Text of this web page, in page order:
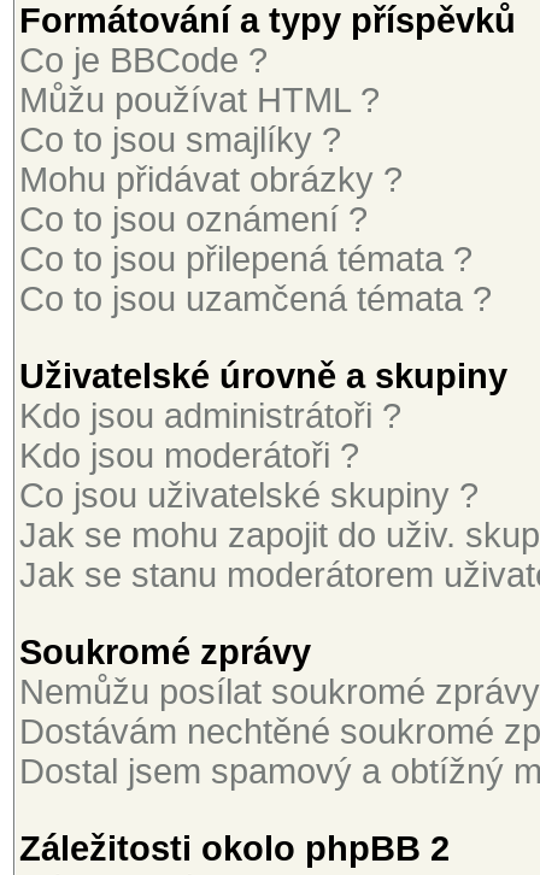
Formátování a typy příspěvků
Co je BBCode ?
Můžu používat HTML ?
Co to jsou smajlíky ?
Mohu přidávat obrázky ?
Co to jsou oznámení ?
Co to jsou přilepená témata ?
Co to jsou uzamčená témata ?
Uživatelské úrovně a skupiny
Kdo jsou administrátoři ?
Kdo jsou moderátoři ?
Co jsou uživatelské skupiny ?
Jak se mohu zapojit do uživ.
Jak se stanu moderátorem
Soukromé zprávy
Nemůžu posílat soukromé
Dostávám nechtěné soukromé
Dostal jsem spamový a obtížný
Záležitosti okolo phpBB 2